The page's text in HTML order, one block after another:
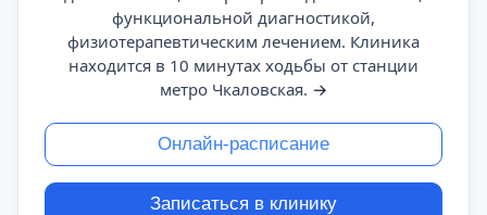
функциональной диагностикой,
физиотерапевтическим лечением. Клиника
находится в 10 минутах ходьбы от станции
метро Чкаловская. →
Онлайн-расписание
Записаться в клинику